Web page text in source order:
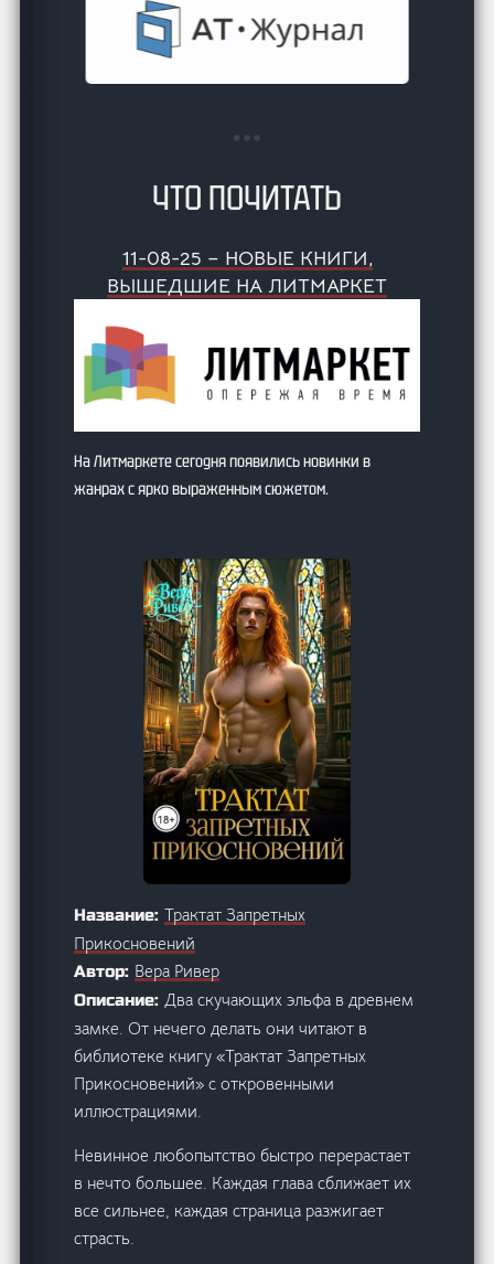
ЧТО ПОЧИТАТЬ
11-08-25 – НОВЫЕ КНИГИ,
ВЫШЕДШИЕ НА ЛИТМАРКЕТ
На Литмаркете сегодня появились новинки в
жанрах с ярко выраженным сюжетом.
Название:Трактат Запретных
Прикосновений
Автор: Вера Ривер
Описание:Два скучающих эльфа в древнем
замке. От нечего делать они читают в
библиотеке книгу «Трактат Запретных
Прикосновений» с откровенными
иллюстрациями.
Невинное любопытство быстро перерастает
в нечто большее. Каждая глава сближает их
все сильнее, каждая страница разжигает
страсть.